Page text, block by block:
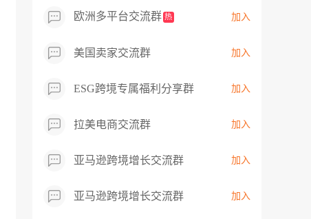
欧洲多平台交流群 热 加入
美国卖家交流群 加入
ESG跨境专属福利分享群 加入
拉美电商交流群 加入
亚马逊跨境增长交流群 加入
亚马逊跨境增长交流群 加入